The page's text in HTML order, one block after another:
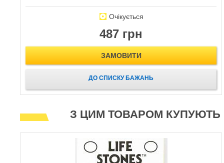
Очікується
487 грн
ЗАМОВИТИ
ДО СПИСКУ БАЖАНЬ
З ЦИМ ТОВАРОМ КУПУЮТЬ